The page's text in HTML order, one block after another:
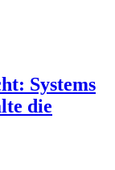
Systems
die